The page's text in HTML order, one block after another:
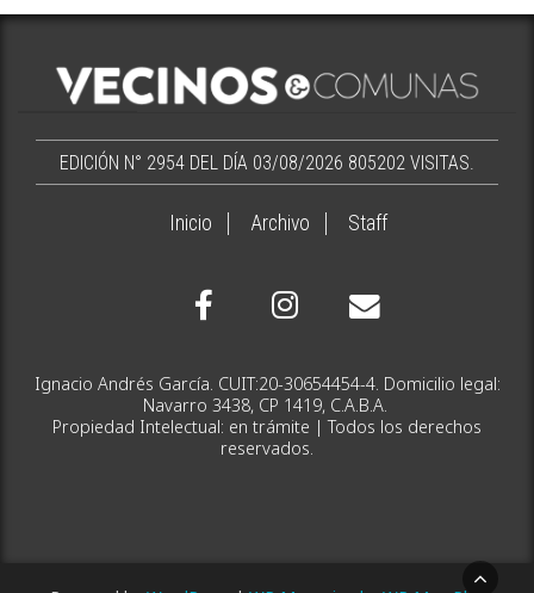
EDICIÓN N° 2954 DEL DÍA 03/08/2026 805202 VISITAS.
Inicio Archivo Staff
Ignacio Andrés García. CUIT:20-30654454-4. Domicilio legal:
Navarro 3438, CP 1419, C.A.B.A.
Propiedad Intelectual: en trámite | Todos los derechos
reservados.